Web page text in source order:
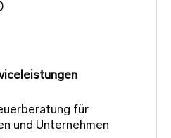
für
und Unternehmen